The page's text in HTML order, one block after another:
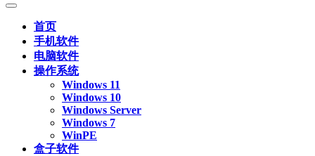
首页
手机软件
电脑软件
操作系统
Windows 11
Windows 10
Windows Server
Windows 7
WinPE
盒子软件